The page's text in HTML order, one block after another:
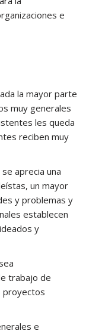
e
la mayor parte
muy generales
les queda
reciben muy
aprecia una
un mayor
y problemas y
establecen
y
trabajo de
proyectos
e